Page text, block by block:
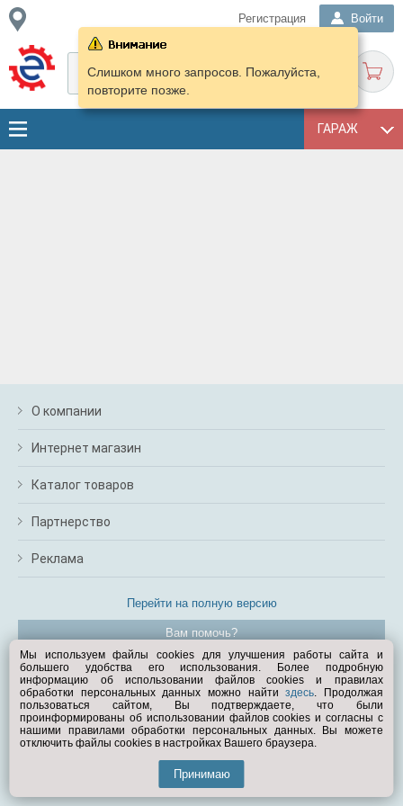
Регистрация Войти
ГАРАЖ
Слишком много запросов. Пожалуйста,
повторите позже.
О компании
Интернет магазин
Каталог товаров
Партнерство
Реклама
Перейти на полную версию
Вам помочь?
© Exist.ru 1998—2026
Мы используем файлы cookies для улучшения работы сайта и
большего удобства его использования. Более подробную
информацию об использовании файлов cookies и правилах
обработки персональных данных можно найтиздесь. Продолжая
пользоваться сайтом, Вы подтверждаете, что были
проинформированы об использовании файлов cookies и согласны с
нашими правилами обработки персональных данных. Вы можете
отключить файлы cookies в настройках Вашего браузера.
Принимаю